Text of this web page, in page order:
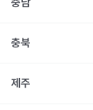
충북
제주